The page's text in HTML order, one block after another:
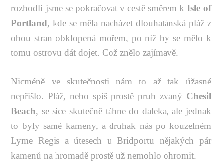
rozhodli jsme se pokračovat v cestě směrem k Isle of
Portland, kde se měla nacházet dlouhatánská pláž z
obou stran obklopená mořem, po níž by se mělo k
tomu ostrovu dát dojet. Což znělo zajímavě.
Nicméně ve skutečnosti nám to až tak úžasné
nepřišlo. Pláž, nebo spíš prostě pruh zvaný Chesil
Beach, se sice skutečně táhne do daleka, ale jednak
to byly samé kameny, a druhak nás po kouzelném
Lyme Regis a útesech u Bridportu nějakých pár
kamenů na hromadě prostě už nemohlo ohromit.